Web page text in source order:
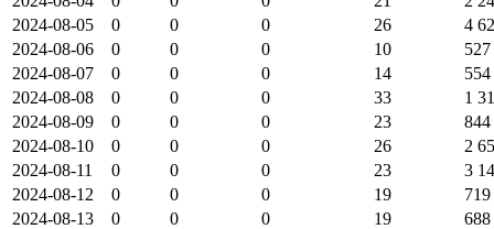
2024-08-05
0 0 0 26
4
2024-08-06
0 0 0 10
527
2024-08-07
0 0 0 14
554
2024-08-08
0 0 0 33
1
2024-08-09
0 0 0 23
844
2024-08-10
0 0 0 26
2
2024-08-11
0 0 0 23
3
2024-08-12
0 0 0 19
719
2024-08-13
0 0 0 19
688